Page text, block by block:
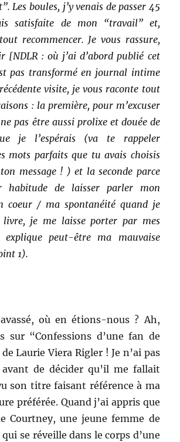
Les boules, j’y venais de passer 45
satisfaite de mon “travail” et,
recommencer. Je vous rassure,
[NDLR : où j’ai d’abord publié cet
pas transformé en journal intime
visite, je vous raconte tout
: la première, pour m’excuser
pas être aussi prolixe et douée de
je l’espérais (va te rappeler
mots parfaits que tu avais choisis
message ! ) et la seconde parce
habitude de laisser parler mon
coeur / ma spontanéité quand je
je me laisse porter par mes
peut-être ma mauvaise
1).
où en étions-nous ? Ah,
sur “Confessions d’une fan de
Laurie Viera Rigler ! Je n’ai pas
de décider qu’il me fallait
son titre faisant référence à ma
préférée. Quand j’ai appris que
Courtney, une jeune femme de
se réveille dans le corps d’une